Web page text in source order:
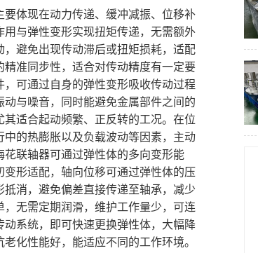
体现在动力传递、缓冲减振、位移补
与弹性变形实现扭矩传递，无需额外
避免出现传动滞后或扭矩损耗，适配
准同步性，适合对传动精度有一定要
可通过自身的弹性变形吸收传动过程
与噪音，同时能避免金属部件之间的
适合起动频繁、正反转的工况。在位
的热膨胀以及负载波动等因素，主动
联轴器可通过弹性体的多向变形能
形适配，轴向位移可通过弹性体的压
消，避免偏差直接传递至轴承，减少
无需定期润滑，维护工作量少，可连
系统，即可快速更换弹性体，大幅降
化性能好，能适应不同的工作环境。